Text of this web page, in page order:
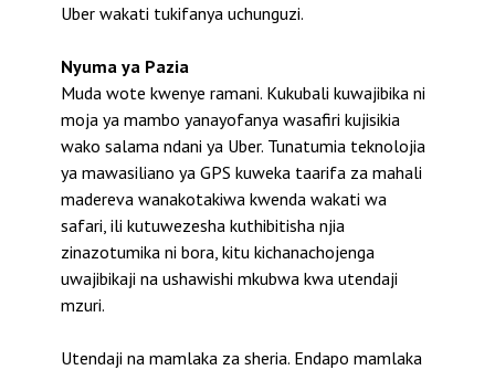
Uber wakati tukifanya uchunguzi.
Nyuma ya Pazia
Muda wote kwenye ramani. Kukubali kuwajibika ni
moja ya mambo yanayofanya wasafiri kujisikia
wako salama ndani ya Uber. Tunatumia teknolojia
ya mawasiliano ya GPS kuweka taarifa za mahali
madereva wanakotakiwa kwenda wakati wa
safari, ili kutuwezesha kuthibitisha njia
zinazotumika ni bora, kitu kichanachojenga
uwajibikaji na ushawishi mkubwa kwa utendaji
mzuri.
Utendaji na mamlaka za sheria. Endapo mamlaka